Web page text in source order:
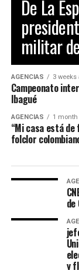
Alcaldía de
secretario de
de trabajo en
en alto el
De La
militar
AGENCIAS 3 weeks
Campeonato
Ibagué
AGENCIAS 1 month
“Mi casa está
folclor
y